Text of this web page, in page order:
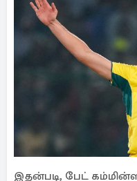
இதன்படி, பேட்